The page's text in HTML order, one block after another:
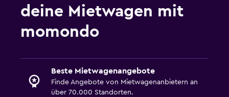
deine Mietwagen mit
momondo
Beste Mietwagenangebote
Finde Angebote von Mietwagenanbietern an
über 70.000 Standorten.